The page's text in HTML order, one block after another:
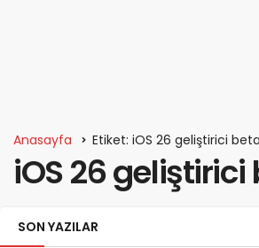
Anasayfa Etiket: iOS 26 geliştirici
iOS 26 geliştirici
SON YAZILAR